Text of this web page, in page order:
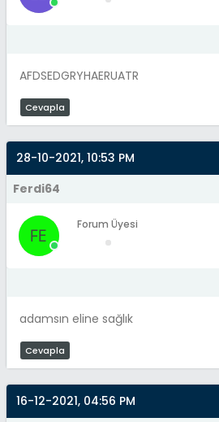
AFDSEDGRYHAERUATR
Cevapla
28-10-2021, 10:53 PM
Ferdi64
Forum Üyesi
adamsın eline sağlık
Cevapla
16-12-2021, 04:56 PM